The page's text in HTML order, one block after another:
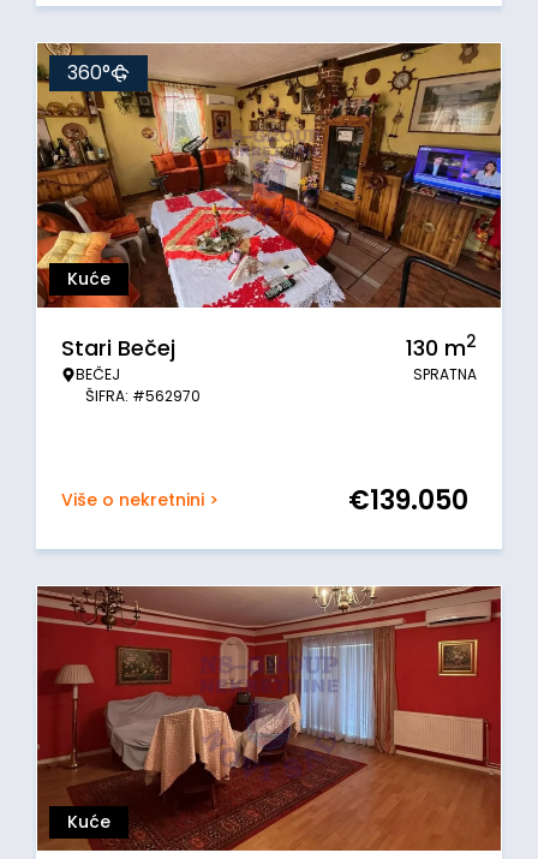
Kuće
360°
Stari Bečej
BEČEJ
ŠIFRA: #562970
130 m2
SPRATNA
Više o nekretnini > €139.050
Kuće